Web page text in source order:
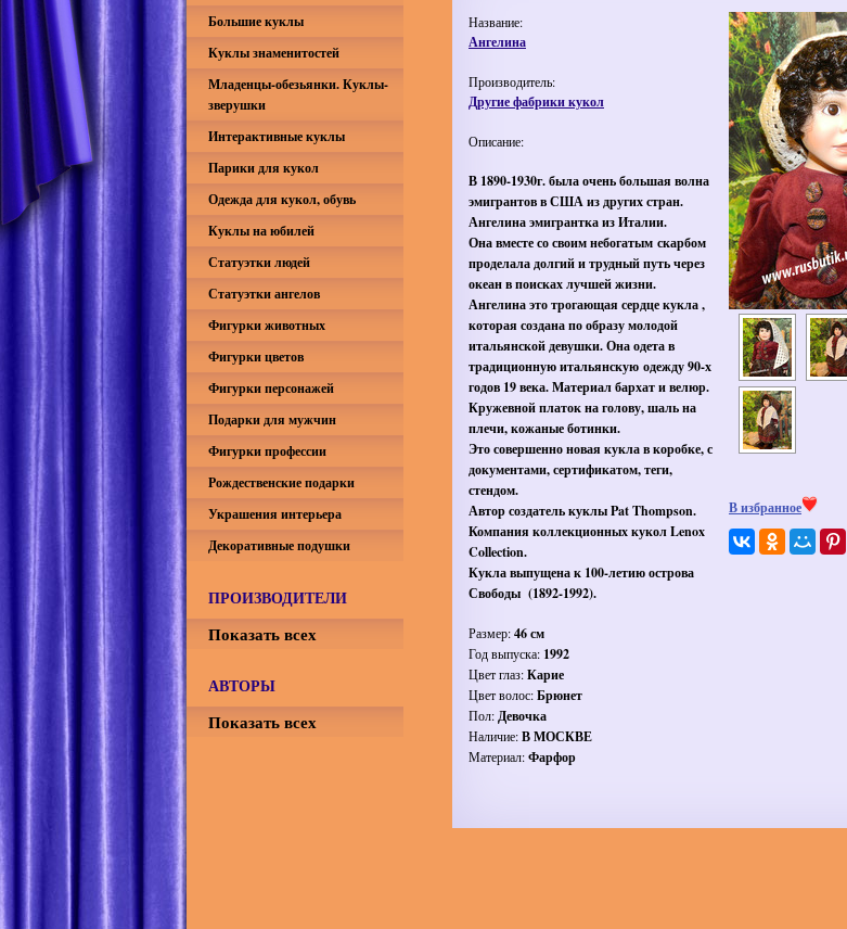
Название:
Ангелина
Производитель:
Другие фабрики кукол
Описание:
В 1890-1930г. была очень большая волна
эмигрантов в США из других стран.
Ангелина эмигрантка из Италии.
Она вместе со своим небогатым скарбом
проделала долгий и трудный путь через
океан в поисках лучшей жизни.
Ангелина это трогающая сердце кукла ,
которая создана по образу молодой
итальянской девушки. Она одета в
традиционную итальянскую одежду 90-х
годов 19 века. Материал бархат и велюр.
Кружевной платок на голову, шаль на
плечи, кожаные ботинки.
Это совершенно новая кукла в коробке, с
документами, сертификатом, теги,
стендом.
Автор создатель куклы Pat Thompson.
Компания коллекционных кукол Lenox
Collection.
Кукла выпущена к 100-летию острова
Свободы (1892-1992).
Размер:46 см
Год выпуска: 1992
Цвет глаз:Карие
Цвет волос:Брюнет
Пол:Девочка
Наличие:В МОСКВЕ
Материал:Фарфор
В избранное
Большие куклы
Куклы знаменитостей
Младенцы-обезьянки. Куклы-
зверушки
Интерактивные куклы
Парики для кукол
Одежда для кукол, обувь
Куклы на юбилей
Статуэтки людей
Статуэтки ангелов
Фигурки животных
Фигурки цветов
Фигурки персонажей
Подарки для мужчин
Фигурки профессии
Рождественские подарки
Украшения интерьера
Декоративные подушки
ПРОИЗВОДИТЕЛИ
Показать всех
АВТОРЫ
Показать всех